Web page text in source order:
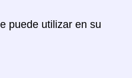
puede utilizar en su